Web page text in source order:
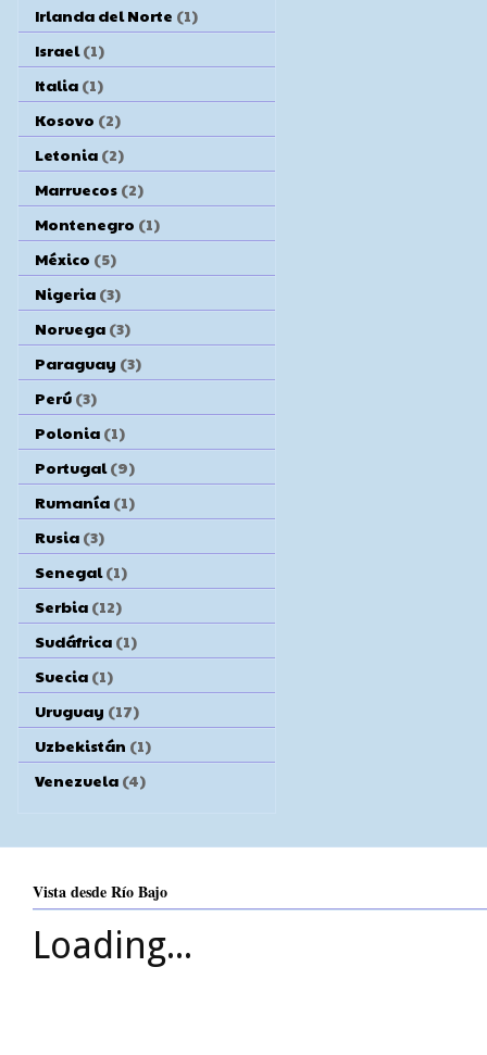
Irlanda del Norte (1)
Israel (1)
Italia (1)
Kosovo (2)
Letonia (2)
Marruecos (2)
Montenegro (1)
México (5)
Nigeria (3)
Noruega (3)
Paraguay (3)
Perú (3)
Polonia (1)
Portugal (9)
Rumanía (1)
Rusia (3)
Senegal (1)
Serbia (12)
Sudáfrica (1)
Suecia (1)
Uruguay (17)
Uzbekistán (1)
Venezuela (4)
Vista desde Río Bajo
Loading...